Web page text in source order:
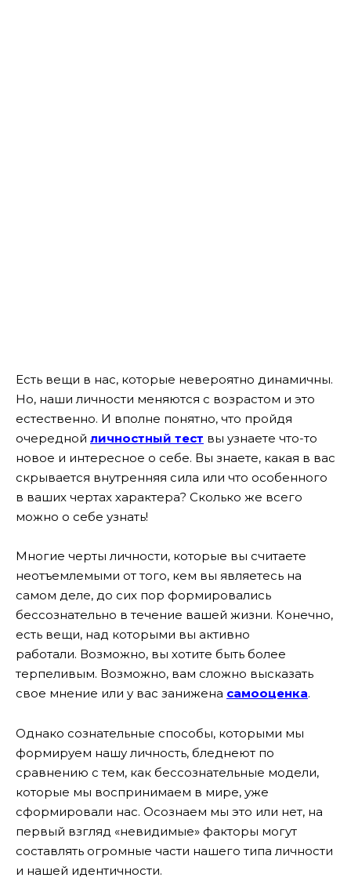
Есть вещи в нас, которые невероятно динамичны.
Но, наши личности меняются с возрастом и это
естественно. И вполне понятно, что пройдя
очередной личностный тест вы узнаете что-то
новое и интересное о себе. Вы знаете, какая в вас
скрывается внутренняя сила или что особенного
в ваших чертах характера? Сколько же всего
можно о себе узнать!
Многие черты личности, которые вы считаете
неотъемлемыми от того, кем вы являетесь на
самом деле, до сих пор формировались
бессознательно в течение вашей жизни. Конечно,
есть вещи, над которыми вы активно
работали. Возможно, вы хотите быть более
терпеливым. Возможно, вам сложно высказать
свое мнение или у вас занижена самооценка.
Однако сознательные способы, которыми мы
формируем нашу личность, бледнеют по
сравнению с тем, как бессознательные модели,
которые мы воспринимаем в мире, уже
сформировали нас. Осознаем мы это или нет, на
первый взгляд «невидимые» факторы могут
составлять огромные части нашего типа личности
и нашей идентичности.